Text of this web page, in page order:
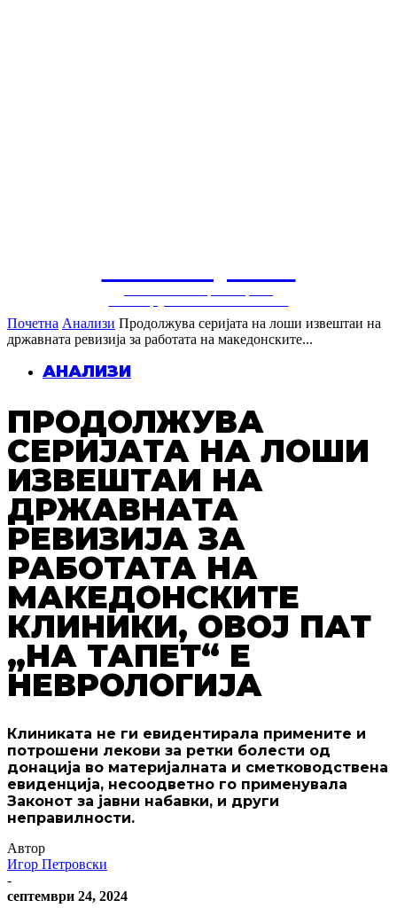
Почетна Анализи Продолжува серијата на лоши извештаи на
државната ревизија за работата на македонските...
АНАЛИЗИ
ПРОДОЛЖУВА
СЕРИЈАТА НА ЛОШИ
ИЗВЕШТАИ НА
ДРЖАВНАТА
РЕВИЗИЈА ЗА
РАБОТАТА НА
МАКЕДОНСКИТЕ
КЛИНИКИ, ОВОЈ ПАТ
„НА ТАПЕТ“ Е
НЕВРОЛОГИЈА
Клиниката не ги евидентирала примените и
потрошени лекови за ретки болести од
донација во материјалната и сметководствена
евиденција, несоодветно го применувала
Законот за јавни набавки, и други
неправилности.
Автор
Игор Петровски
-
септември 24, 2024